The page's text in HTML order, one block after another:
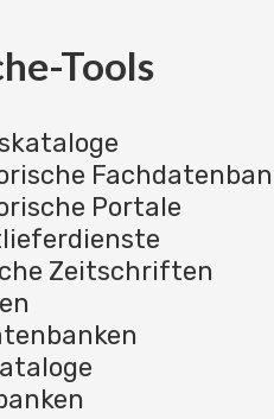
Tools
Portale
Zeitschriften